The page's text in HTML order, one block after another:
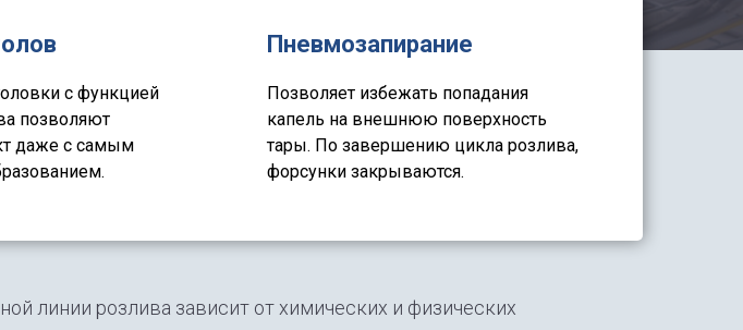
Позволяет избежать попадания
капель на внешнюю поверхность
тары. По завершению цикла розлива,
форсунки закрываются.
Пневмозапирание
с функцией
позволяют
даже с самым
линии розлива зависит от химических и физических